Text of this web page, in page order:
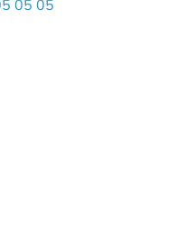
05 05